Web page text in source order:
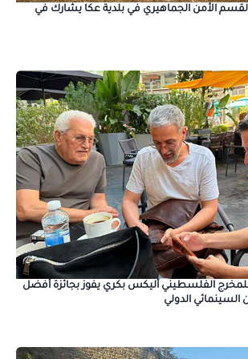
لقسم الأمن الجماهيري في بلدية عكا يشارك في
الفلسطيني أليكس بكري يفوز بجائزة أفضل
الدولي